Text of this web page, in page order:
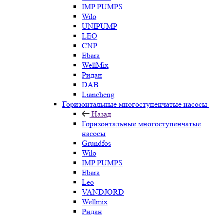
IMP PUMPS
Wilo
UNIPUMP
LEO
CNP
Ebara
WellMix
Ридан
DAB
Liancheng
Горизонтальные многоступенчатые насосы
Назад
Горизонтальные многоступенчатые
насосы
Grundfos
Wilo
IMP PUMPS
Ebara
Leo
VANDJORD
Wellmix
Ридан